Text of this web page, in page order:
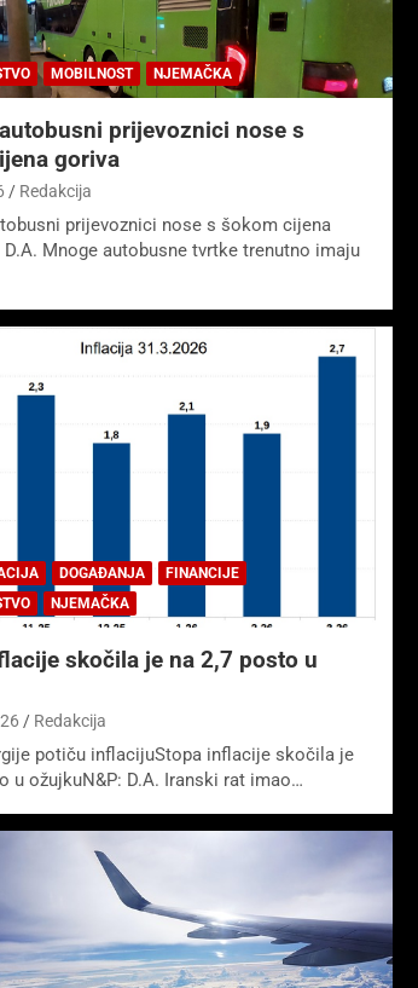
MOBILNOST NJEMAČKA
prijevoznici nose s
goriva
Redakcija
prijevoznici nose s šokom cijena
D.A. Mnoge autobusne tvrtke trenutno imaju
DOGAĐANJA
FINANCIJE
NJEMAČKA
skočila je na 2,7 posto u
Redakcija
potiču inflacijuStopa inflacije skočila je
u ožujkuN&P: D.A. Iranski rat imao…